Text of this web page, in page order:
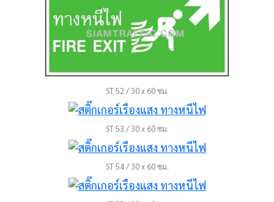
ST 52 / 30 x 60 ซม.
ST 53 / 30 x 60 ซม.
ST 54 / 30 x 60 ซม.